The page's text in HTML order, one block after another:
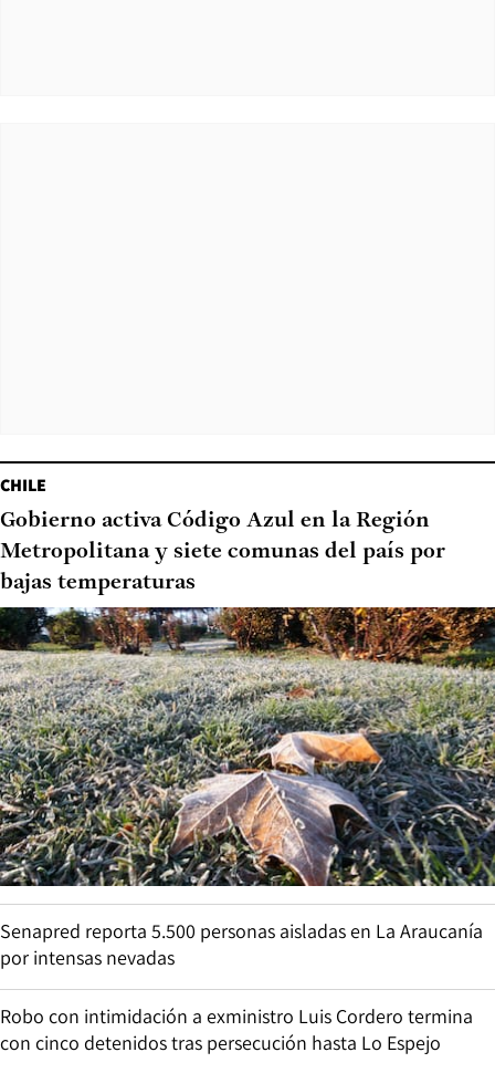
CHILE
Gobierno activa Código Azul en la Región
Metropolitana y siete comunas del país por
bajas temperaturas
Senapred reporta 5.500 personas aisladas en La Araucanía
por intensas nevadas
Robo con intimidación a exministro Luis Cordero termina
con cinco detenidos tras persecución hasta Lo Espejo